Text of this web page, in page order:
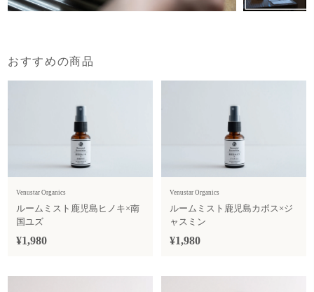
おすすめの商品
Venustar Organics
ルームミスト鹿児島ヒノキ×南
国ユズ
¥1,980
Venustar Organics
ルームミスト鹿児島カボス×ジ
ャスミン
¥1,980